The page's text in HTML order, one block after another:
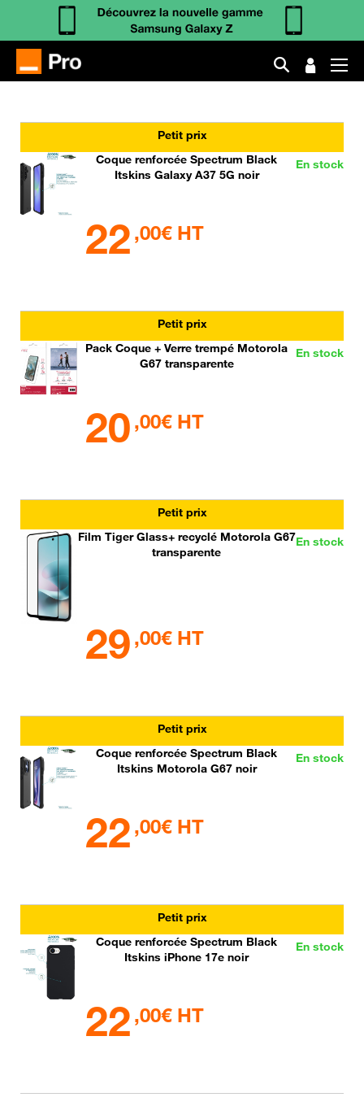
Petit prix
En stock
Coque renforcée Spectrum Black
Itskins Galaxy A37 5G noir
22 ,00€ HT
Petit prix
En stock
Pack Coque + Verre trempé Motorola
G67 transparente
20 ,00€ HT
Petit prix
En stock
Film Tiger Glass+ recyclé Motorola G67
transparente
29 ,00€ HT
Petit prix
En stock
Coque renforcée Spectrum Black
Itskins Motorola G67 noir
22 ,00€ HT
Petit prix
En stock
Coque renforcée Spectrum Black
Itskins iPhone 17e noir
22 ,00€ HT